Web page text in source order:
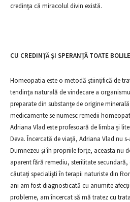
credinţa că miracolul divin există.
CU CREDINŢĂ ŞI SPERANŢĂ TOATE
Homeopatia este o metodă ştiinţifică de
tendinţa naturală de vindecare a
preparate din substanţe de origine
medicamente se numesc remedii
Adriana Vlad este profesoară de limba şi
Deva. Încercată de viaţă, Adriana Vlad nu
Dumnezeu şi în propriile forţe, aceasta nu
aparent fără remediu, sterilitate
căutaţi specialişti în terapii naturiste din
ani am fost diagnosticată cu anumite
probleme, am încercat să mă tratez cu